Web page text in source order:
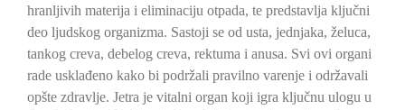
hranljivih materija i eliminaciju otpada, te predstavlja ključni
deo ljudskog organizma. Sastoji se od usta, jednjaka, želuca,
tankog creva, debelog creva, rektuma i anusa. Svi ovi organi
rade usklađeno kako bi podržali pravilno varenje i održavali
opšte zdravlje. Jetra je vitalni organ koji igra ključnu ulogu u